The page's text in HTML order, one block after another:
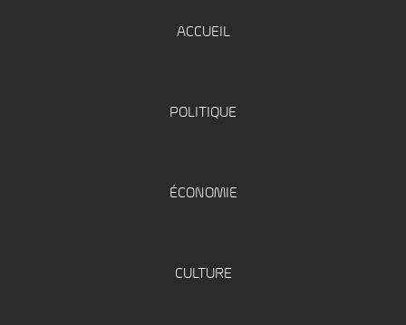
ACCUEIL
POLITIQUE
ÉCONOMIE
CULTURE